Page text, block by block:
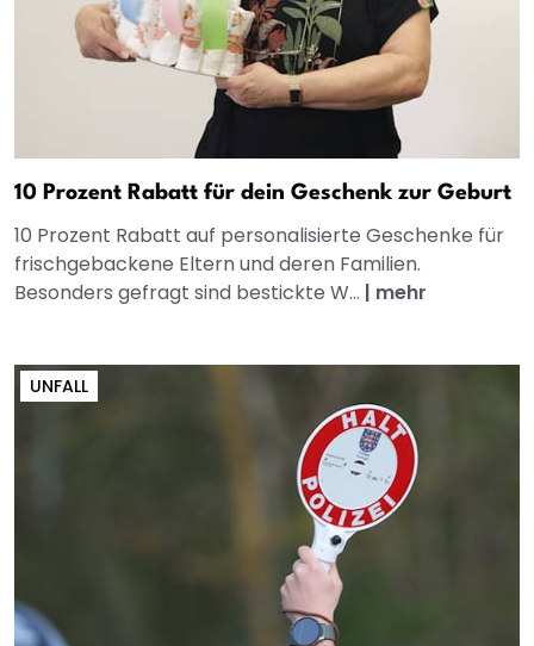
10 Prozent Rabatt für dein Geschenk zur Geburt
10 Prozent Rabatt auf personalisierte Geschenke für
frischgebackene Eltern und deren Familien.
Besonders gefragt sind bestickte W... | mehr
UNFALL